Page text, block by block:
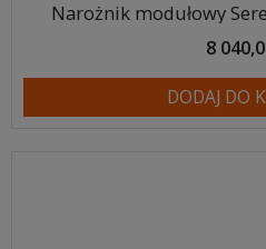
Narożnik modułowy
8
DODAJ DO